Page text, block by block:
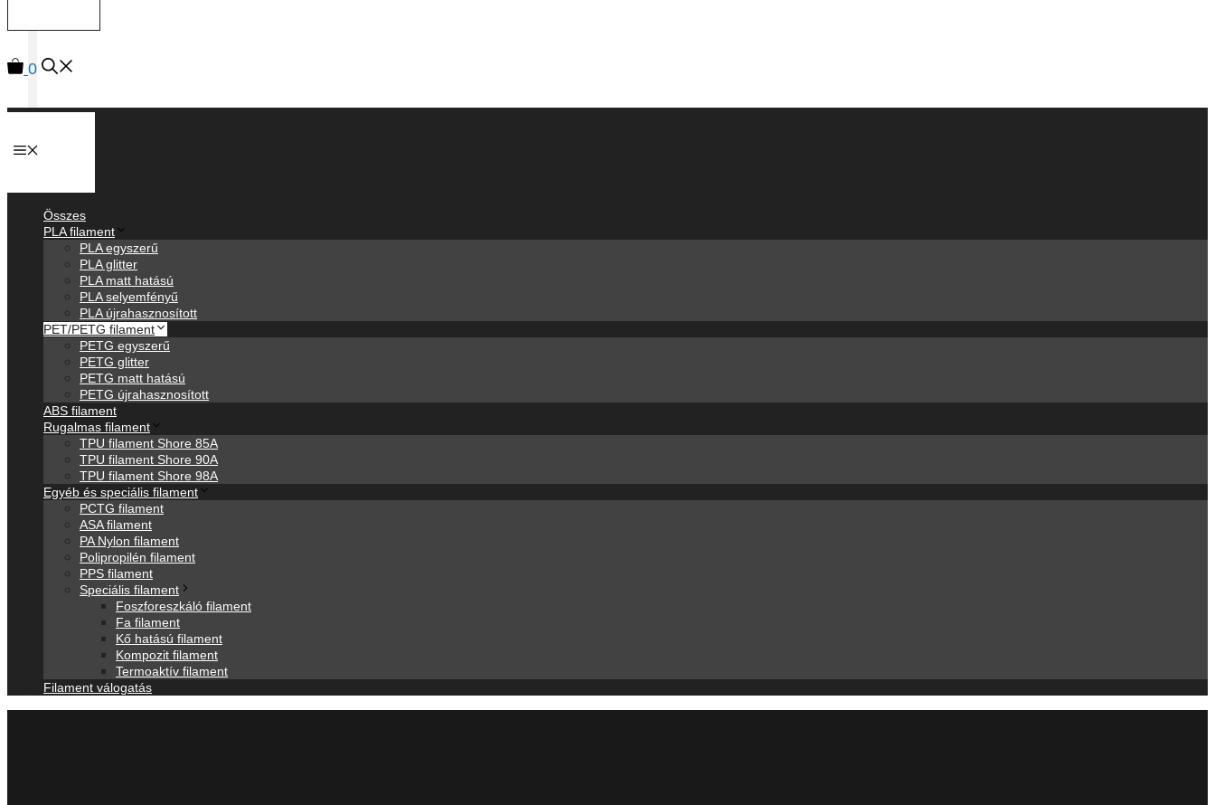
0
Összes
PLA filament
PLA egyszerű
PLA glitter
PLA matt hatású
PLA selyemfényű
PLA újrahasznosított
PET/PETG filament
PETG egyszerű
PETG glitter
PETG matt hatású
PETG újrahasznosított
ABS filament
Rugalmas filament
TPU filament Shore 85A
TPU filament Shore 90A
TPU filament Shore 98A
Egyéb és speciális filament
PCTG filament
ASA filament
PA Nylon filament
Polipropilén filament
PPS filament
Speciális filament
Foszforeszkáló filament
Fa filament
Kő hatású filament
Kompozit filament
Termoaktív filament
Filament válogatás